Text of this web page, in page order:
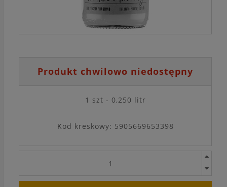
Produkt chwilowo niedostępny
1 szt - 0,250 litr
Kod kreskowy: 5905669653398